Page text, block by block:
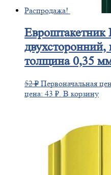
Распродажа!
Евроштакетник
толщина 0,35
52₽ Первоначальная
цена: 43 ₽. В корзину